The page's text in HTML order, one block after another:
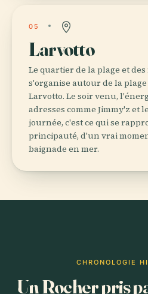
05
Larvotto
Le quartier de la plage et
s'organise autour de la
Larvotto. Le soir venu,
adresses comme Jimmy'z et
journée, c'est ce qui se
principauté, d'un vrai
baignade en mer.
CHRONOLOGIE
Un Rocher pris